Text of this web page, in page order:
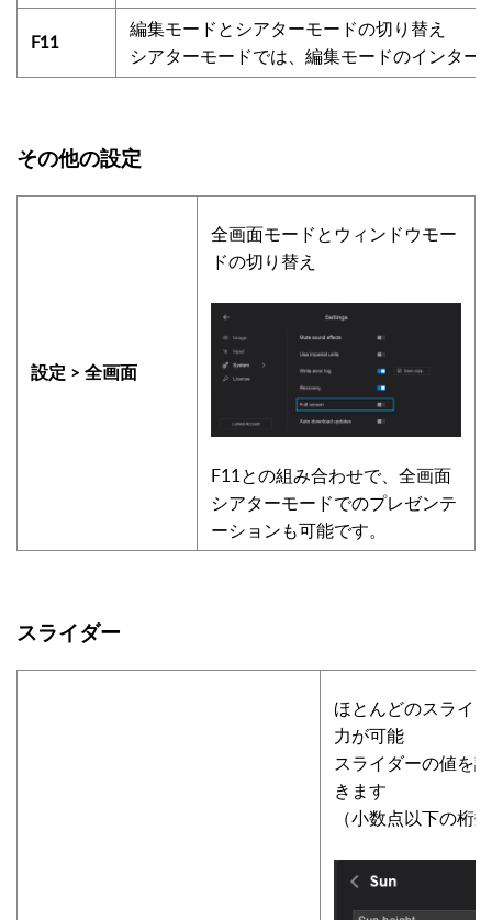
F11
編集モードとシアターモードの切り替え
シアターモードでは、編集モードのインター
その他の設定
設定 > 全画面
全画面モードとウィンドウモー
ドの切り替え
F11との組み合わせで、全画面
シアターモードでのプレゼンテ
ーションも可能です。
スライダー
ほとんどのスライ
力が可能
スライダーの値を
きます
（小数点以下の桁